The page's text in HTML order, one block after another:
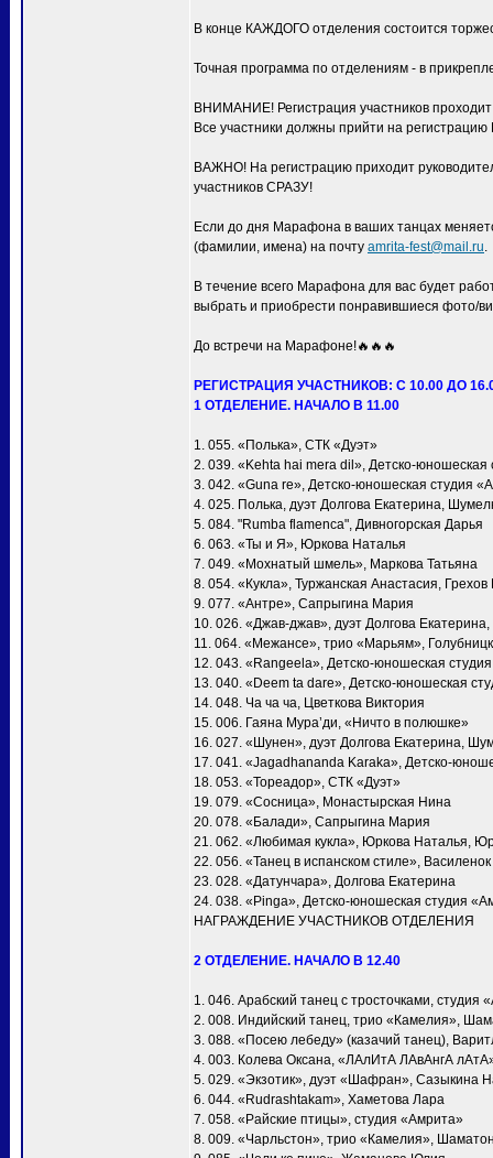
В конце КАЖДОГО отделения состоится
Точная программа по отделениям - в
ВНИМАНИЕ! Регистрация участников
Все участники должны прийти на
ВАЖНО! На регистрацию приходит
участников СРАЗУ!
Если до дня Марафона в ваших танцах
(фамилии, имена) на почту amrita-fest@mail.ru.
В течение всего Марафона для вас будет
выбрать и приобрести понравившиеся фото/
До встречи на Марафоне!🔥🔥🔥
РЕГИСТРАЦИЯ УЧАСТНИКОВ: С 10.00 ДО
1 ОТДЕЛЕНИЕ. НАЧАЛО В 11.00
1. 055. «Полька», СТК «Дуэт»
2. 039. «Kehta hai mera dil», Детско-юношеская
3. 042. «Guna re», Детско-юношеская студия
4. 025. Полька, дуэт Долгова Екатерина,
5. 084. "Rumba flamenca", Дивногорская Дарья
6. 063. «Ты и Я», Юркова Наталья
7. 049. «Мохнатый шмель», Маркова Татьяна
8. 054. «Кукла», Туржанская Анастасия, Грехов
9. 077. «Антре», Сапрыгина Мария
10. 026. «Джав-джав», дуэт Долгова
11. 064. «Межансе», трио «Марьям»,
12. 043. «Rangeela», Детско-юношеская
13. 040. «Deem ta dare», Детско-юношеская
14. 048. Ча ча ча, Цветкова Виктория
15. 006. Гаяна Мура’ди, «Ничто в полюшке»
16. 027. «Шунен», дуэт Долгова Екатерина,
17. 041. «Jagadhananda Karaka», Детско-
18. 053. «Тореадор», СТК «Дуэт»
19. 079. «Сосница», Монастырская Нина
20. 078. «Балади», Сапрыгина Мария
21. 062. «Любимая кукла», Юркова Наталья,
22. 056. «Танец в испанском стиле»,
23. 028. «Датунчара», Долгова Екатерина
24. 038. «Pinga», Детско-юношеская студия
НАГРАЖДЕНИЕ УЧАСТНИКОВ ОТДЕЛЕНИЯ
2 ОТДЕЛЕНИЕ. НАЧАЛО В 12.40
1. 046. Арабский танец с тросточками, студия
2. 008. Индийский танец, трио «Камелия»,
3. 088. «Посею лебеду» (казачий танец),
4. 003. Колева Оксана, «ЛАлИтА ЛАвАнгА
5. 029. «Экзотик», дуэт «Шафран», Сазыкина
6. 044. «Rudrashtakam», Хаметова Лара
7. 058. «Райские птицы», студия «Амрита»
8. 009. «Чарльстон», трио «Камелия»,